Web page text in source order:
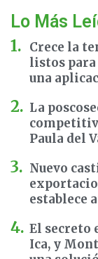
Lo Más
Crece la
listos
una
La
Paula del
Nuevo
establece
El secreto
Ica, y